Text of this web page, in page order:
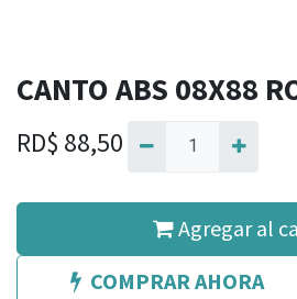
CANTO ABS 08X88
RD$ 88,50
Agregar al
COMPRAR AHORA